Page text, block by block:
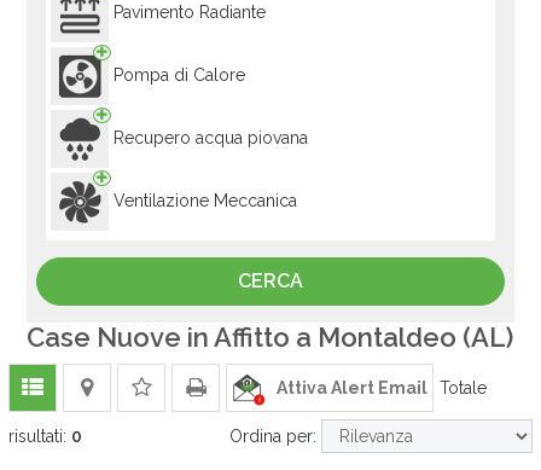
Pavimento Radiante
Pompa di Calore
Recupero acqua piovana
Ventilazione Meccanica
Case Nuove in Affitto a Montaldeo (AL)
Attiva Alert Email Totale
risultati: 0 Ordina per: